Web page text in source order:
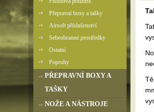
Přepravní boxy a tašky
Airsoft příslušenství
Sebeobranné prostředky
Ostatní
Popruhy
PŘEPRAVNÍ BOXY A
TAŠKY
NOŽE A NÁSTROJE